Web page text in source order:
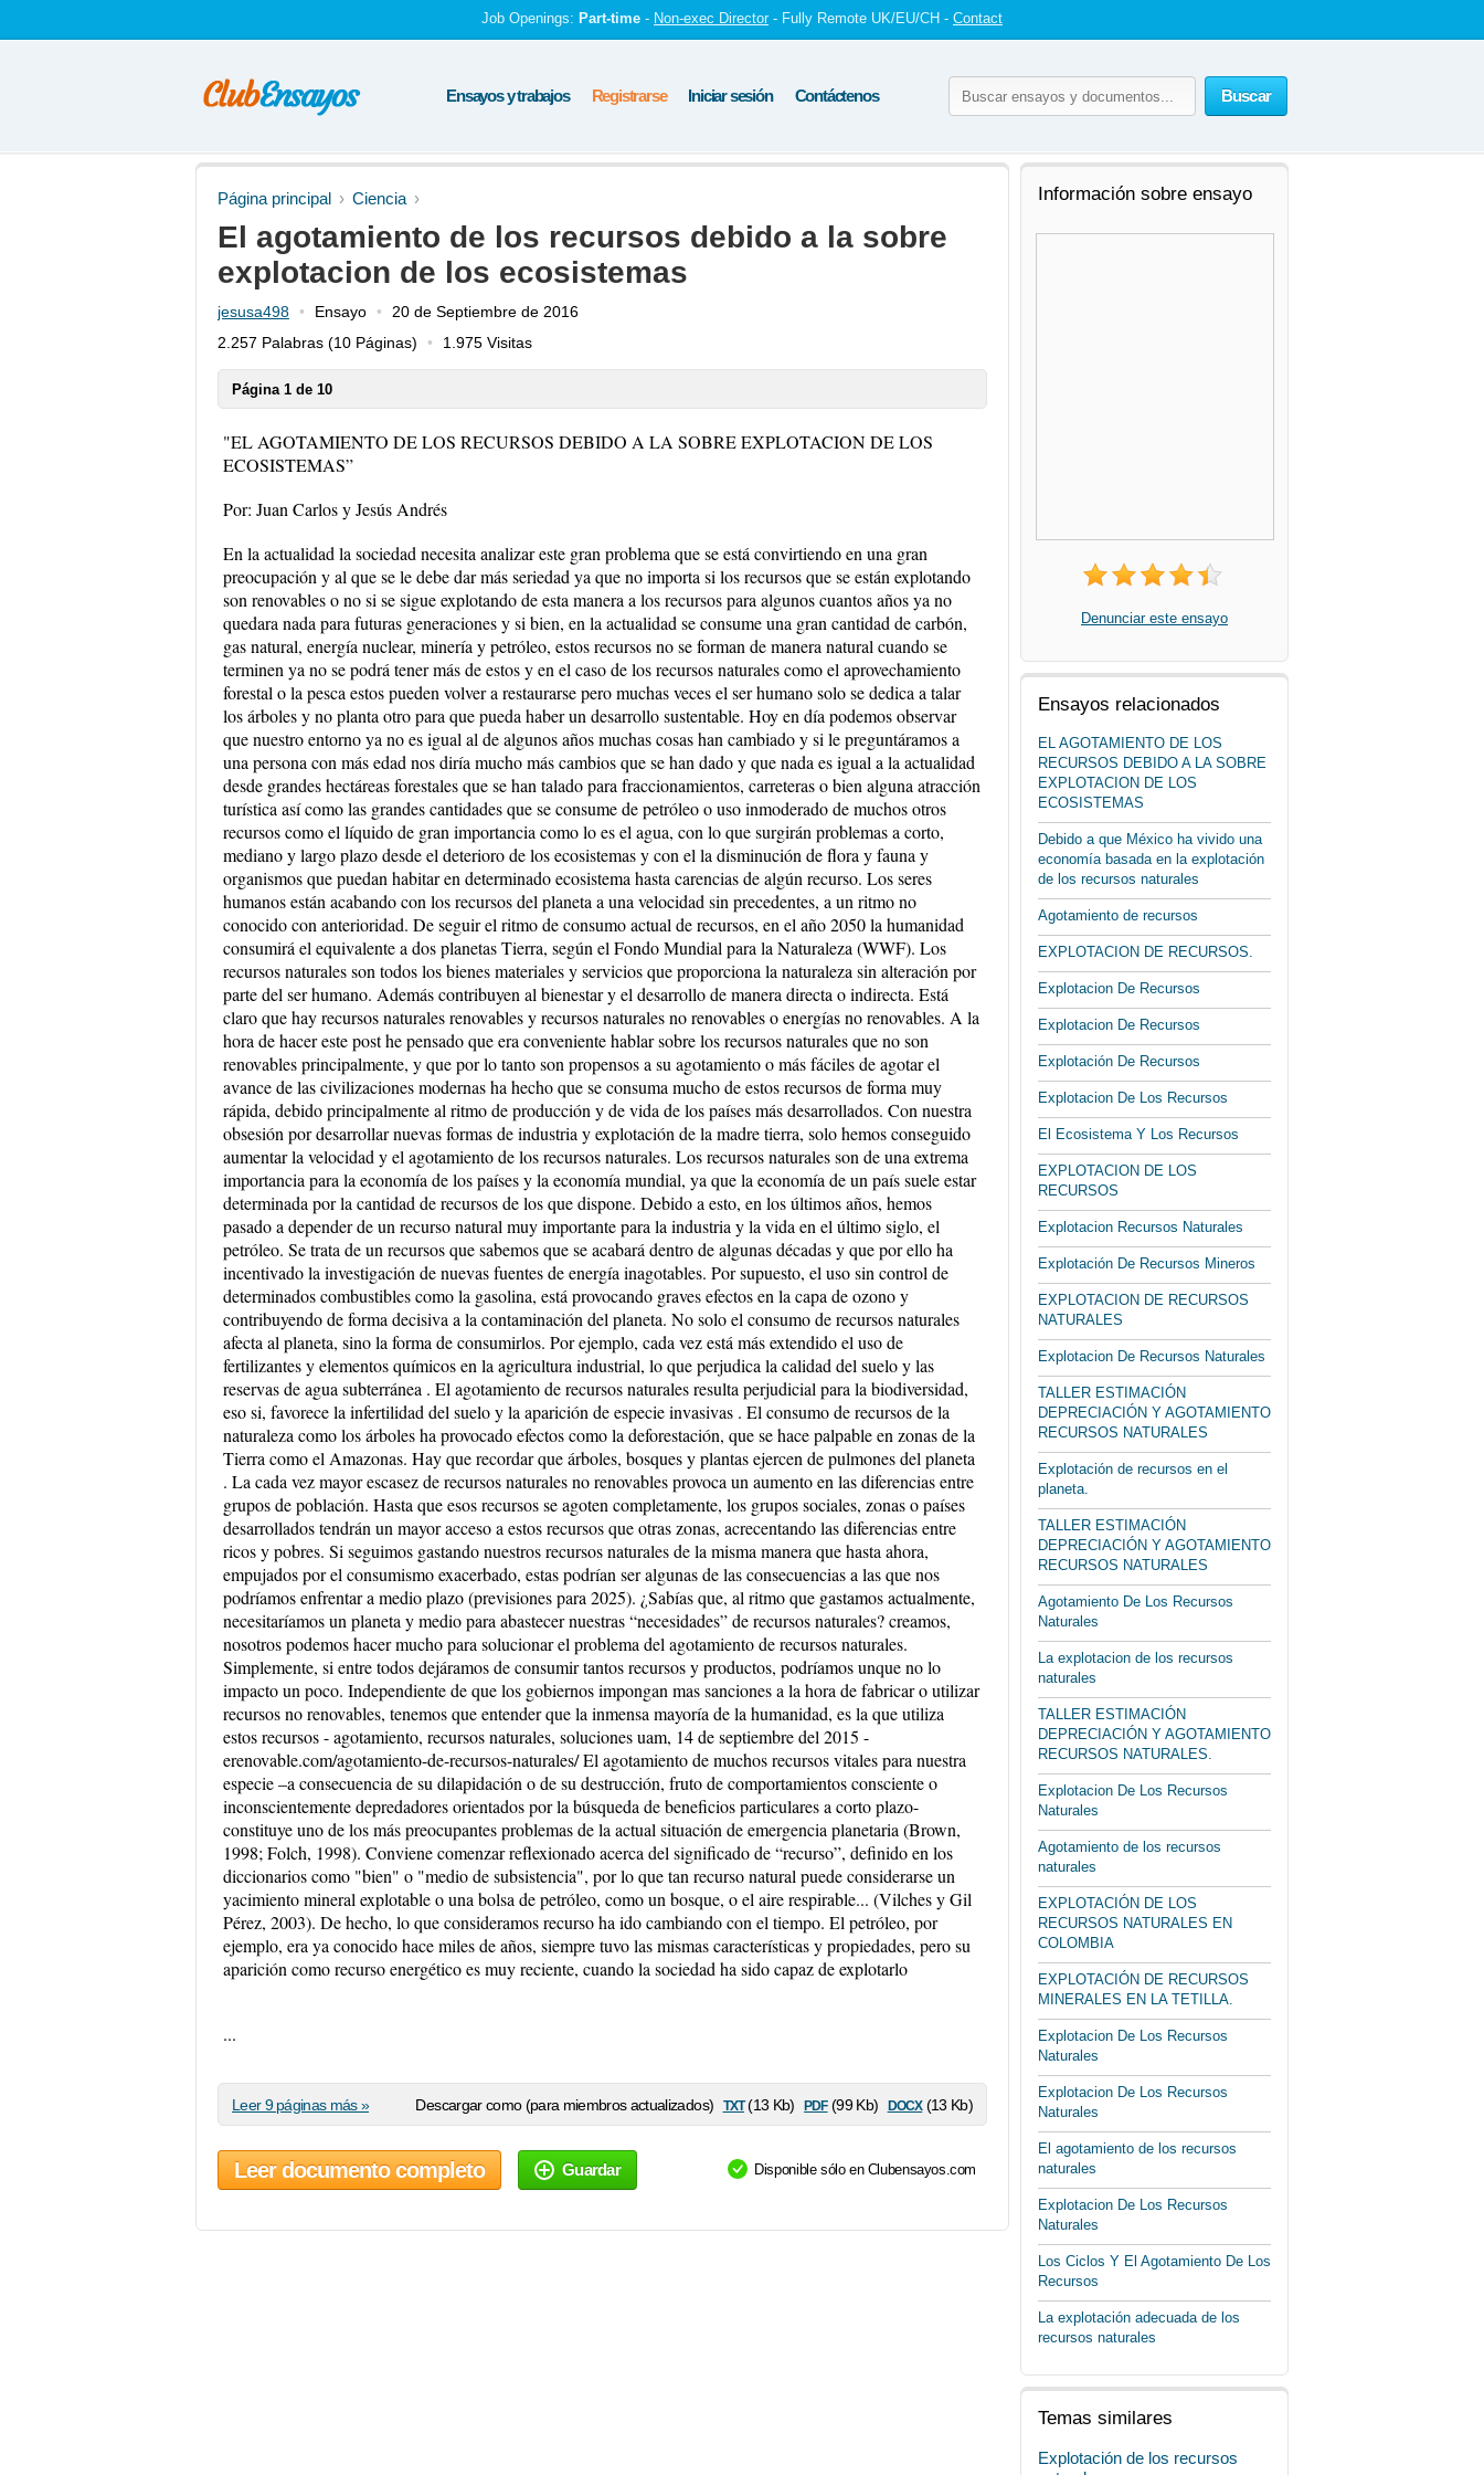
Job Openings: Part-time - Non-exec Director - Fully Remote UK/EU/CH - Contact
Buscar
Ensayos y trabajos Registrarse Iniciar sesión Contáctenos
Página principal Ciencia
El agotamiento de los recursos debido a la sobre
explotacion de los ecosistemas
jesusa498 Ensayo
20 de Septiembre de 2016
2.257 Palabras (10 Páginas) 1.975 Visitas
Página 1 de 10
"EL AGOTAMIENTO DE LOS RECURSOS DEBIDO A LA SOBRE EXPLOTACION DE LOS
ECOSISTEMAS”
Por: Juan Carlos y Jesús Andrés
En la actualidad la sociedad necesita analizar este gran problema que se está convirtiendo en una gran
preocupación y al que se le debe dar más seriedad ya que no importa si los recursos que se están explotando
son renovables o no si se sigue explotando de esta manera a los recursos para algunos cuantos años ya no
quedara nada para futuras generaciones y si bien, en la actualidad se consume una gran cantidad de carbón,
gas natural, energía nuclear, minería y petróleo, estos recursos no se forman de manera natural cuando se
terminen ya no se podrá tener más de estos y en el caso de los recursos naturales como el aprovechamiento
forestal o la pesca estos pueden volver a restaurarse pero muchas veces el ser humano solo se dedica a talar
los árboles y no planta otro para que pueda haber un desarrollo sustentable. Hoy en día podemos observar
que nuestro entorno ya no es igual al de algunos años muchas cosas han cambiado y si le preguntáramos a
una persona con más edad nos diría mucho más cambios que se han dado y que nada es igual a la actualidad
desde grandes hectáreas forestales que se han talado para fraccionamientos, carreteras o bien alguna atracción
turística así como las grandes cantidades que se consume de petróleo o uso inmoderado de muchos otros
recursos como el líquido de gran importancia como lo es el agua, con lo que surgirán problemas a corto,
mediano y largo plazo desde el deterioro de los ecosistemas y con el la disminución de flora y fauna y
organismos que puedan habitar en determinado ecosistema hasta carencias de algún recurso. Los seres
humanos están acabando con los recursos del planeta a una velocidad sin precedentes, a un ritmo no
conocido con anterioridad. De seguir el ritmo de consumo actual de recursos, en el año 2050 la humanidad
consumirá el equivalente a dos planetas Tierra, según el Fondo Mundial para la Naturaleza (WWF). Los
recursos naturales son todos los bienes materiales y servicios que proporciona la naturaleza sin alteración por
parte del ser humano. Además contribuyen al bienestar y el desarrollo de manera directa o indirecta. Está
claro que hay recursos naturales renovables y recursos naturales no renovables o energías no renovables. A la
hora de hacer este post he pensado que era conveniente hablar sobre los recursos naturales que no son
renovables principalmente, y que por lo tanto son propensos a su agotamiento o más fáciles de agotar el
avance de las civilizaciones modernas ha hecho que se consuma mucho de estos recursos de forma muy
rápida, debido principalmente al ritmo de producción y de vida de los países más desarrollados. Con nuestra
obsesión por desarrollar nuevas formas de industria y explotación de la madre tierra, solo hemos conseguido
aumentar la velocidad y el agotamiento de los recursos naturales. Los recursos naturales son de una extrema
importancia para la economía de los países y la economía mundial, ya que la economía de un país suele estar
determinada por la cantidad de recursos de los que dispone. Debido a esto, en los últimos años, hemos
pasado a depender de un recurso natural muy importante para la industria y la vida en el último siglo, el
petróleo. Se trata de un recursos que sabemos que se acabará dentro de algunas décadas y que por ello ha
incentivado la investigación de nuevas fuentes de energía inagotables. Por supuesto, el uso sin control de
determinados combustibles como la gasolina, está provocando graves efectos en la capa de ozono y
contribuyendo de forma decisiva a la contaminación del planeta. No solo el consumo de recursos naturales
afecta al planeta, sino la forma de consumirlos. Por ejemplo, cada vez está más extendido el uso de
fertilizantes y elementos químicos en la agricultura industrial, lo que perjudica la calidad del suelo y las
reservas de agua subterránea . El agotamiento de recursos naturales resulta perjudicial para la biodiversidad,
eso si, favorece la infertilidad del suelo y la aparición de especie invasivas . El consumo de recursos de la
naturaleza como los árboles ha provocado efectos como la deforestación, que se hace palpable en zonas de la
Tierra como el Amazonas. Hay que recordar que árboles, bosques y plantas ejercen de pulmones del planeta
. La cada vez mayor escasez de recursos naturales no renovables provoca un aumento en las diferencias entre
grupos de población. Hasta que esos recursos se agoten completamente, los grupos sociales, zonas o países
desarrollados tendrán un mayor acceso a estos recursos que otras zonas, acrecentando las diferencias entre
ricos y pobres. Si seguimos gastando nuestros recursos naturales de la misma manera que hasta ahora,
empujados por el consumismo exacerbado, estas podrían ser algunas de las consecuencias a las que nos
podríamos enfrentar a medio plazo (previsiones para 2025). ¿Sabías que, al ritmo que gastamos actualmente,
necesitaríamos un planeta y medio para abastecer nuestras “necesidades” de recursos naturales? creamos,
nosotros podemos hacer mucho para solucionar el problema del agotamiento de recursos naturales.
Simplemente, si entre todos dejáramos de consumir tantos recursos y productos, podríamos unque no lo
impacto un poco. Independiente de que los gobiernos impongan mas sanciones a la hora de fabricar o utilizar
recursos no renovables, tenemos que entender que la inmensa mayoría de la humanidad, es la que utiliza
estos recursos - agotamiento, recursos naturales, soluciones uam, 14 de septiembre del 2015 -
erenovable.com/agotamiento-de-recursos-naturales/ El agotamiento de muchos recursos vitales para nuestra
especie –a consecuencia de su dilapidación o de su destrucción, fruto de comportamientos consciente o
inconscientemente depredadores orientados por la búsqueda de beneficios particulares a corto plazo-
constituye uno de los más preocupantes problemas de la actual situación de emergencia planetaria (Brown,
1998; Folch, 1998). Conviene comenzar reflexionado acerca del significado de “recurso”, definido en los
diccionarios como "bien" o "medio de subsistencia", por lo que tan recurso natural puede considerarse un
yacimiento mineral explotable o una bolsa de petróleo, como un bosque, o el aire respirable... (Vilches y Gil
Pérez, 2003). De hecho, lo que consideramos recurso ha ido cambiando con el tiempo. El petróleo, por
ejemplo, era ya conocido hace miles de años, siempre tuvo las mismas características y propiedades, pero su
aparición como recurso energético es muy reciente, cuando la sociedad ha sido capaz de explotarlo
...
Descargar como (para miembros actualizados) txt(13 Kb) pdf(99 Kb) docx(13 Kb)
Leer 9 páginas más »
Leer documento completo Guardar Disponible sólo en Clubensayos.com
Información sobre ensayo
Denunciar este ensayo
Ensayos relacionados
EL AGOTAMIENTO DE LOS
RECURSOS DEBIDO A LA SOBRE
EXPLOTACION DE LOS
ECOSISTEMAS
Debido a que México ha vivido una
economía basada en la explotación
de los recursos naturales
Agotamiento de recursos
EXPLOTACION DE RECURSOS.
Explotacion De Recursos
Explotacion De Recursos
Explotación De Recursos
Explotacion De Los Recursos
El Ecosistema Y Los Recursos
EXPLOTACION DE LOS
RECURSOS
Explotacion Recursos Naturales
Explotación De Recursos Mineros
EXPLOTACION DE RECURSOS
NATURALES
Explotacion De Recursos Naturales
TALLER ESTIMACIÓN
DEPRECIACIÓN Y AGOTAMIENTO
RECURSOS NATURALES
Explotación de recursos en el
planeta.
TALLER ESTIMACIÓN
DEPRECIACIÓN Y AGOTAMIENTO
RECURSOS NATURALES
Agotamiento De Los Recursos
Naturales
La explotacion de los recursos
naturales
TALLER ESTIMACIÓN
DEPRECIACIÓN Y AGOTAMIENTO
RECURSOS NATURALES.
Explotacion De Los Recursos
Naturales
Agotamiento de los recursos
naturales
EXPLOTACIÓN DE LOS
RECURSOS NATURALES EN
COLOMBIA
EXPLOTACIÓN DE RECURSOS
MINERALES EN LA TETILLA.
Explotacion De Los Recursos
Naturales
Explotacion De Los Recursos
Naturales
El agotamiento de los recursos
naturales
Explotacion De Los Recursos
Naturales
Los Ciclos Y El Agotamiento De Los
Recursos
La explotación adecuada de los
recursos naturales
Temas similares
Explotación de los recursos